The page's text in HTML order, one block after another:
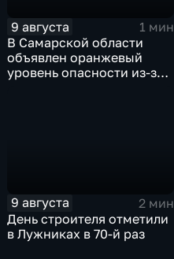
9 августа
1 мин
В Самарской области
объявлен оранжевый
уровень опасности из-за
9 августа
2 мин
День строителя отметили
в Лужниках в 70-й раз